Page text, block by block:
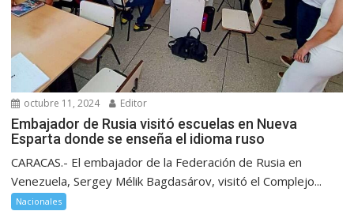
octubre 11, 2024 Editor
Embajador de Rusia visitó escuelas en Nueva
Esparta donde se enseña el idioma ruso
CARACAS.- El embajador de la Federación de Rusia en
Venezuela, Sergey Mélik Bagdasárov, visitó el Complejo...
Nacionales